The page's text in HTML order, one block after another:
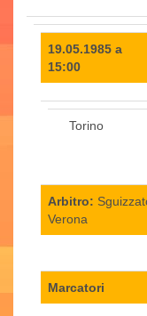
19.05.1985 a
15:00
Torino
Arbitro:
Verona
Marcatori